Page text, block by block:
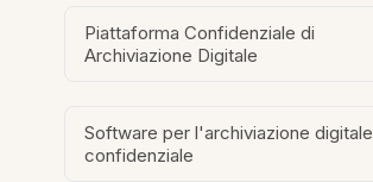
Piattaforma Confidenziale di
Archiviazione Digitale
Software per l'archiviazione digitale
confidenziale